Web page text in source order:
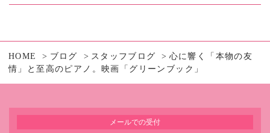
HOME ブログ スタッフブログ
心に響く「本物の友
情」と至高のピアノ。映画「グリーンブック」
メールでの受付